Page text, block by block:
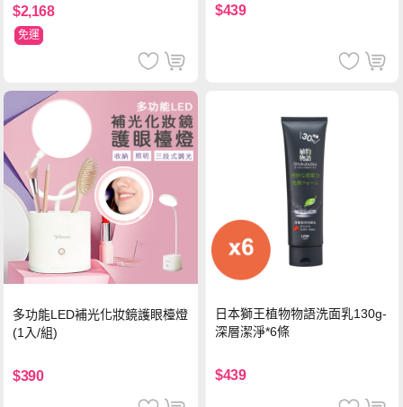
$2,168
免運
$439
多功能LED補光化妝鏡護眼檯燈
(1入/組)
$390
日本獅王植物物語洗面乳130g-
深層潔淨*6條
$439